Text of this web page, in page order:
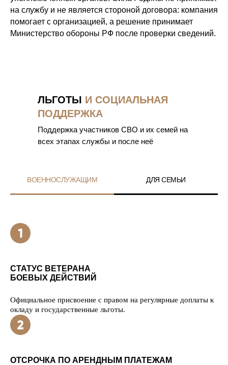
на службу и не является стороной договора: компания
помогает с организацией, а решение принимает
Министерство обороны РФ после проверки сведений.
ЛЬГОТЫ И СОЦИАЛЬНАЯ
ПОДДЕРЖКА
Поддержка участников СВО и их семей на
всех этапах службы и после неё
ВОЕННОСЛУЖАЩИМ ДЛЯ СЕМЬИ
СТАТУС ВЕТЕРАНА
БОЕВЫХ ДЕЙСТВИЙ
Официальное присвоение с правом на регулярные доплаты к
окладу и государственные льготы.
ОТСРОЧКА ПО АРЕНДНЫМ ПЛАТЕЖАМ